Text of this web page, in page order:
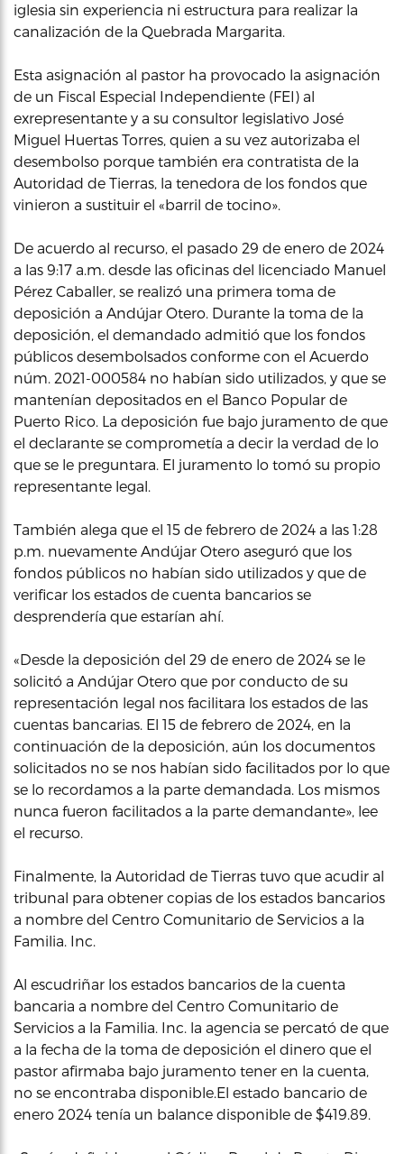
iglesia sin experiencia ni estructura para realizar la
canalización de la Quebrada Margarita.
Esta asignación al pastor ha provocado la asignación
de un Fiscal Especial Independiente (FEI) al
exrepresentante y a su consultor legislativo José
Miguel Huertas Torres, quien a su vez autorizaba el
desembolso porque también era contratista de la
Autoridad de Tierras, la tenedora de los fondos que
vinieron a sustituir el «barril de tocino».
De acuerdo al recurso, el pasado 29 de enero de 2024
a las 9:17 a.m. desde las oficinas del licenciado Manuel
Pérez Caballer, se realizó una primera toma de
deposición a Andújar Otero. Durante la toma de la
deposición, el demandado admitió que los fondos
públicos desembolsados conforme con el Acuerdo
núm. 2021-000584 no habían sido utilizados, y que se
mantenían depositados en el Banco Popular de
Puerto Rico. La deposición fue bajo juramento de que
el declarante se comprometía a decir la verdad de lo
que se le preguntara. El juramento lo tomó su propio
representante legal.
También alega que el 15 de febrero de 2024 a las 1:28
p.m. nuevamente Andújar Otero aseguró que los
fondos públicos no habían sido utilizados y que de
verificar los estados de cuenta bancarios se
desprendería que estarían ahí.
«Desde la deposición del 29 de enero de 2024 se le
solicitó a Andújar Otero que por conducto de su
representación legal nos facilitara los estados de las
cuentas bancarias. El 15 de febrero de 2024, en la
continuación de la deposición, aún los documentos
solicitados no se nos habían sido facilitados por lo que
se lo recordamos a la parte demandada. Los mismos
nunca fueron facilitados a la parte demandante», lee
el recurso.
Finalmente, la Autoridad de Tierras tuvo que acudir al
tribunal para obtener copias de los estados bancarios
a nombre del Centro Comunitario de Servicios a la
Familia. Inc.
Al escudriñar los estados bancarios de la cuenta
bancaria a nombre del Centro Comunitario de
Servicios a la Familia. Inc. la agencia se percató de que
a la fecha de la toma de deposición el dinero que el
pastor afirmaba bajo juramento tener en la cuenta,
no se encontraba disponible.El estado bancario de
enero 2024 tenía un balance disponible de $419.89.